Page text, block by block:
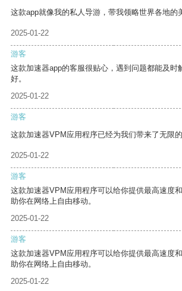
这款app就像我的私人导游，带我领略世界各地的
2025-01-22
游客
这款加速器app的客服很贴心，遇到问题都能及时
好。
2025-01-22
游客
这款加速器VPM应用程序已经为我们带来了无限的
2025-01-22
游客
这款加速器VPM应用程序可以给你提供最高速度
助你在网络上自由移动。
2025-01-22
游客
这款加速器VPM应用程序可以给你提供最高速度
助你在网络上自由移动。
2025-01-22